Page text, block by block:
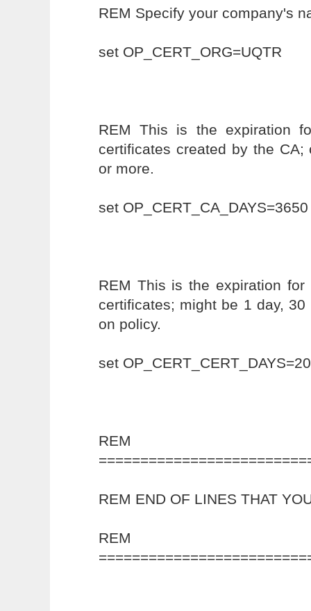
REM Specify your company's
set OP_CERT_ORG=UQTR
REM This is the expiration
certificates created by the
or more.
set OP_CERT_CA_DAYS=3650
REM This is the expiration for
certificates; might be 1 day,
on policy.
set
REM
REM END OF LINES THAT
REM